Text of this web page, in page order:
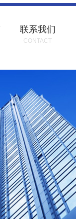
联系我们
CONTACT